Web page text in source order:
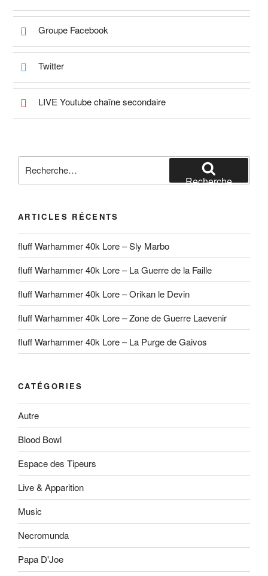
Groupe Facebook
Twitter
LIVE Youtube chaîne secondaire
pour
Recherche
ARTICLES RÉCENTS
fluff Warhammer 40k Lore – Sly Marbo
fluff Warhammer 40k Lore – La Guerre de la Faille
fluff Warhammer 40k Lore – Orikan le Devin
fluff Warhammer 40k Lore – Zone de Guerre Laevenir
fluff Warhammer 40k Lore – La Purge de Gaivos
CATÉGORIES
Autre
Blood Bowl
Espace des Tipeurs
Live & Apparition
Music
Necromunda
Papa D'Joe